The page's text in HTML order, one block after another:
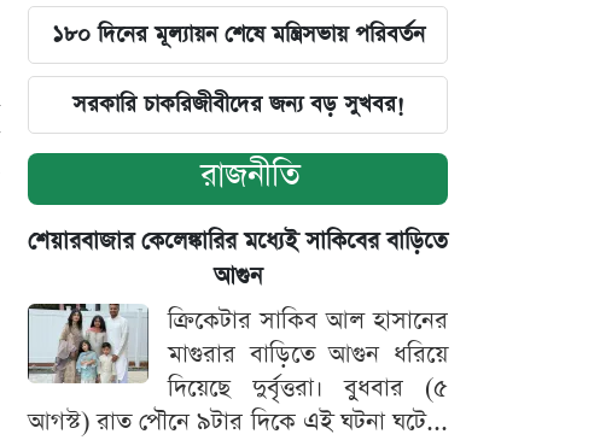
১৮০ দিনের মূল্যায়ন শেষে মন্ত্রিসভায় পরিবর্তন
সরকারি চাকরিজীবীদের জন্য বড় সুখবর!
রাজনীতি
শেয়ারবাজার কেলেঙ্কারির মধ্যেই সাকিবের বাড়িতে
আগুন
ক্রিকেটার সাকিব আল হাসানের
মাগুরার বাড়িতে আগুন ধরিয়ে
দিয়েছে দুর্বৃত্তরা। বুধবার (৫
আগস্ট) রাত পৌনে ৯টার দিকে এই ঘটনা ঘটে...